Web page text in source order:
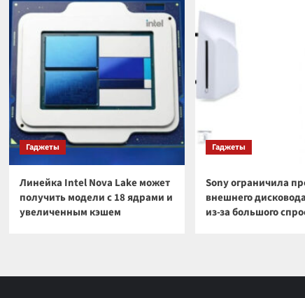
Гаджеты
Линейка Intel Nova Lake может
получить модели с 18 ядрами и
увеличенным кэшем
Гаджеты
Sony ограничила
внешнего
из-за большого